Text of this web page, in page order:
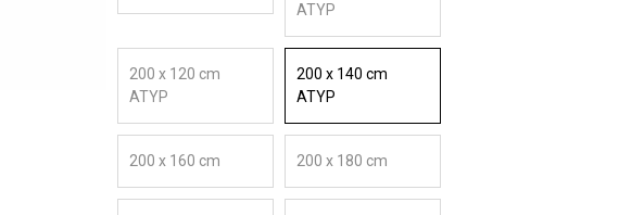
ATYP
200 x 120 cm
ATYP
200 x 140 cm
ATYP
200 x 160 cm 200 x 180 cm